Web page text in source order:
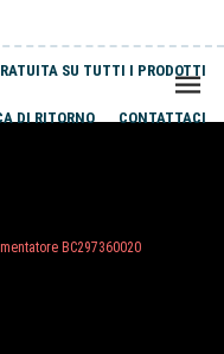
SU TUTTI I PRODOTTI
DI RITORNO CONTATTACI
BC297360020